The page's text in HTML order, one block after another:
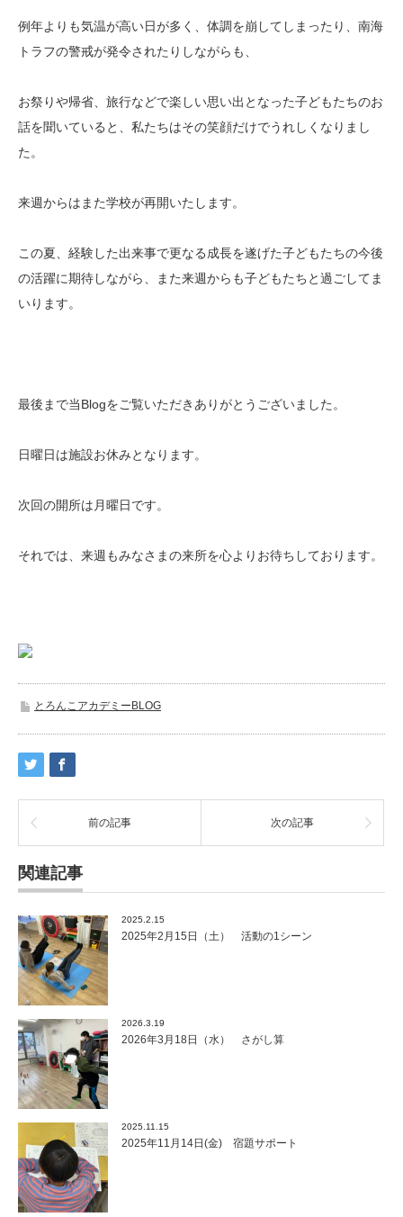
例年よりも気温が高い日が多く、体調を崩してしまったり、南海
トラフの警戒が発令されたりしながらも、
お祭りや帰省、旅行などで楽しい思い出となった子どもたちのお
話を聞いていると、私たちはその笑顔だけでうれしくなりまし
た。
来週からはまた学校が再開いたします。
この夏、経験した出来事で更なる成長を遂げた子どもたちの今後
の活躍に期待しながら、また来週からも子どもたちと過ごしてま
いります。
最後まで当Blogをご覧いただきありがとうございました。
日曜日は施設お休みとなります。
次回の開所は月曜日です。
それでは、来週もみなさまの来所を心よりお待ちしております。
とろんこアカデミーBLOG
前の記事 次の記事
関連記事
2025.2.15
2025年2月15日（土） 活動の1シーン
2026.3.19
2026年3月18日（水） さがし算
2025.11.15
2025年11月14日(金) 宿題サポート